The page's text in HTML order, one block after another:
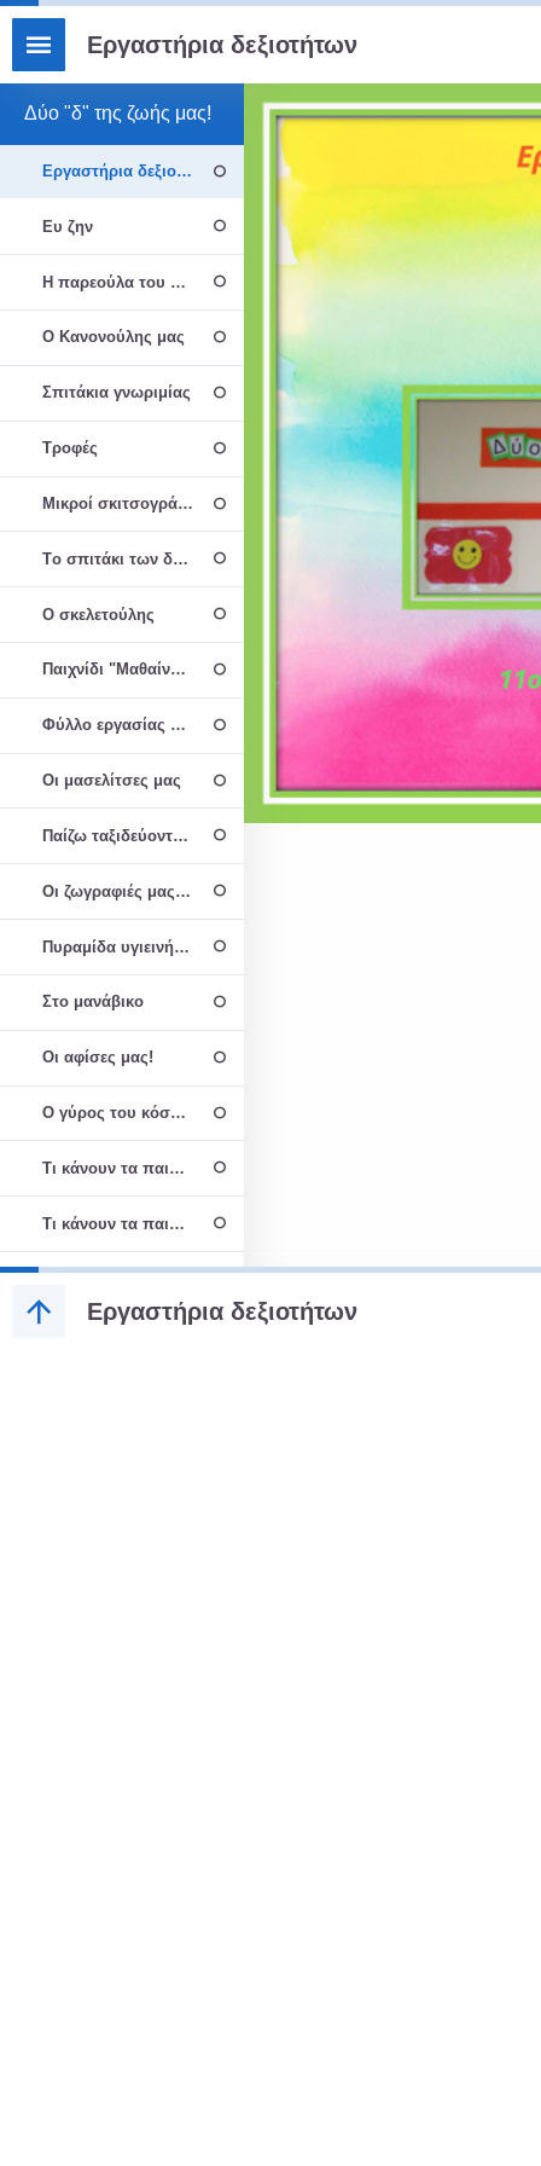
Εργαστήρια δεξιοτήτων
Δύο "δ" της ζωής μας!
Εργαστήρια δεξιοτήτων
Ευ ζην
Η παρεούλα του Α2΄
Ο Κανονούλης μας
Σπιτάκια γνωριμίας
Τροφές
Μικροί σκιτσογράφοι
Τo σπιτάκι των δοντιών
Ο σκελετούλης
Παιχνίδι "Μαθαίνω για τα δοντάκια μου"
Φύλλο εργασίας για τις ονομασίες των δοντιών και τη
Οι μασελίτσες μας
Παίζω ταξιδεύοντας στην Οδοντοχώρα
Οι ζωγραφιές μας για το παραμύθι
Πυραμίδα υγιεινής διατροφής
Στο μανάβικο
Οι αφίσες μας!
Ο γύρος του κόσμου με ένα δοντάκι
Τι κάνουν τα παιδάκια σε κάποια μέρη της Αμερικής
Τι κάνουν τα παιδάκια σε μερικά μέρη της Αφρικής
Τι κάνουν τα παιδάκια σε κάποια μέρη της Ευρώπης
Εργαστήρια δεξιοτήτων